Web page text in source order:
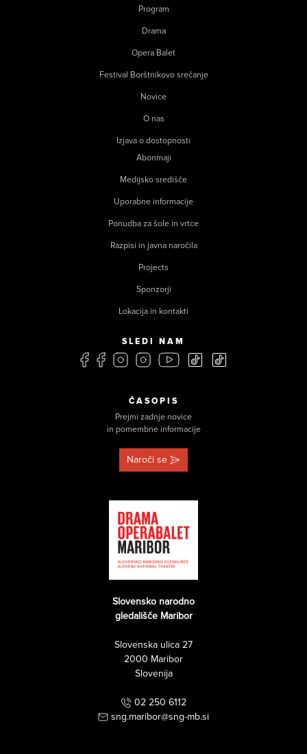
Program
Drama
Opera Balet
Festival Borštnikovo srečanje
Novice
O nas
Izjava o dostopnosti
Abonmaji
Medijsko središče
Uporabne informacije
Ponudba za šole in vrtce
Razpisi in javna naročila
Projects
Sponzorji
Lokacija in kontakti
SLEDI NAM
ČASOPIS
Prejmi zadnje novice
in pomembne informacije
Naroči se
Slovensko narodno
gledališče Maribor
Slovenska ulica 27
2000 Maribor
Slovenija
02 250 6112
sng.maribor@sng-mb.si